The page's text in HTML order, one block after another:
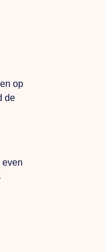
op
de
even